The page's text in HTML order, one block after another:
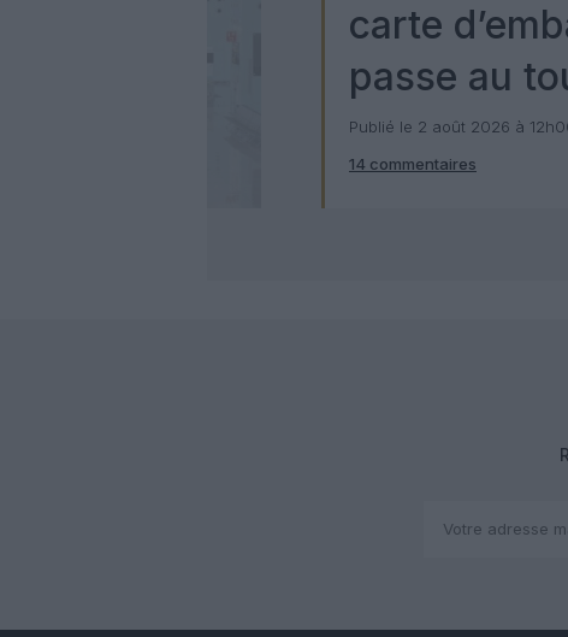
carte
passe au
numérique
Check
Publié le 2 août 2026 à
14 commentaires